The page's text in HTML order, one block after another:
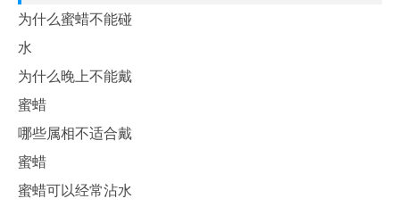
为什么蜜蜡不能碰
水
为什么晚上不能戴
蜜蜡
哪些属相不适合戴
蜜蜡
蜜蜡可以经常沾水